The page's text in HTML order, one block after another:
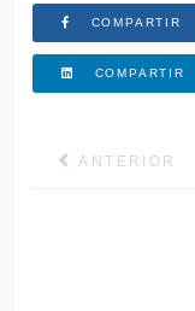
COMPARTIR
COMPARTIR
ARTÍCULO
ANTERIOR